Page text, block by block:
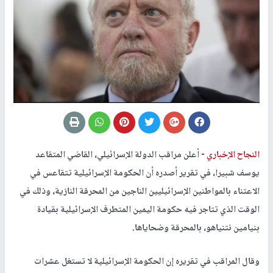
النجاح الإخباري -أعلن مراقب الدولة الإسرائيلي، القاضي المتقاعد
يوسف شبيرا، في تقرير أصدره أن الحكومة الإسرائيلية تتقاعس في
الاعتناء بالمواطنين الإسرائيليين الناجين من المحرقة النازية، وذلك في
الوقت الذي تتاجر فيه حكومة اليمين المتطرف الإسرائيلية بقيادة
بنيامين نتنياهو، بالمحرقة وضحاياها.
وقال المراقب في تقريره إن الحكومة الإسرائيلية لا تستغل عشرات